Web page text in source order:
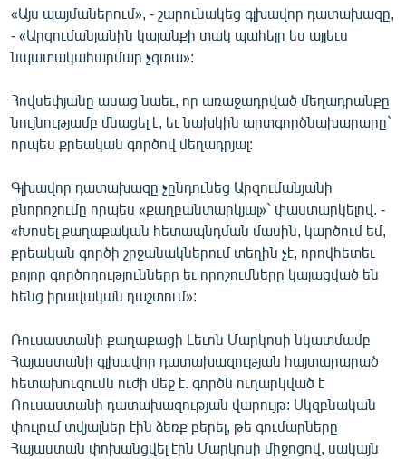
«Ազատության» բոլոր կայքերը
«Այս պայմաներում», - շարունակեց գլխավոր դատախազը,
- «Արզումանյանին կալանքի տակ պահելը ես այլեւս
նպատակահարմար չգտա»:
Հովսեփյանը ասաց նաեւ, որ առաջադրված մեղադրանքը
նույնությամբ մնացել է, եւ նախկին արտգործնախարարը`
որպես քրեական գործով մեղադրյալ:
Գլխավոր դատախազը չընդունեց Արզումանյանի
բնորոշումը որպես «քաղբանտարկյալ»` փաստարկելով. -
«Խոսել քաղաքական հետապնդման մասին, կարծում եմ,
քրեական գործի շրջանակներում տեղին չէ, որովհետեւ
բոլոր գործողությունները եւ որոշումները կայացված են
հենց իրավական դաշտում»:
Ռուսաստանի քաղաքացի Լեւոն Մարկոսի նկատմամբ
Հայաստանի գլխավոր դատախազության հայտարարած
հետախուզումն ուժի մեջ է. գործն ուղարկված է
Ռուսաստանի դատախազության վարույթ: Սկզբնական
փուլում տվյալներ էին ձեռք բերել, թե գումարները
Հայաստան փոխանցվել էին Մարկոսի միջոցով, սակայն